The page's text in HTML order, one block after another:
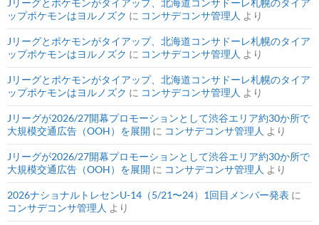
ップポケモンはヨルノズク に コンサデコンサ管理人 より
Jリーグとポケモンがタイアップ、北海道コンサドーレ札幌のタイア
ップポケモンはヨルノズク に コンサデコンサ管理人 より
Jリーグとポケモンがタイアップ、北海道コンサドーレ札幌のタイア
ップポケモンはヨルノズク に コンサデコンサ管理人 より
Jリーグが2026/27開幕プロモーションとして渋谷エリア約30か所で
大規模交通広告（OOH）を展開 に コンサデコンサ管理人 より
Jリーグが2026/27開幕プロモーションとして渋谷エリア約30か所で
大規模交通広告（OOH）を展開 に コンサデコンサ管理人 より
2026ナショナルトレセンU-14（5/21〜24）1回目メンバー発表 に
コンサデコンサ管理人 より